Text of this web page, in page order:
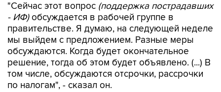
"Сейчас этот вопрос (поддержка пострадавших
- ИФ)обсуждается в рабочей группе в
правительстве. Я думаю, на следующей неделе
мы выйдем с предложением. Разные меры
обсуждаются. Когда будет окончательное
решение, тогда об этом будет объявлено. (...) В
том числе, обсуждаются отсрочки, рассрочки
по налогам", - сказал он.